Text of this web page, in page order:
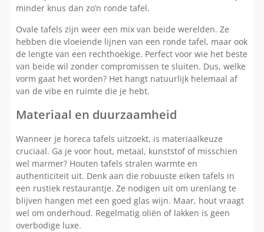
minder knus dan zo’n ronde tafel.
Ovale tafels zijn weer een mix van beide werelden. Ze
hebben die vloeiende lijnen van een ronde tafel, maar ook
de lengte van een rechthoekige. Perfect voor wie het beste
van beide wil zonder compromissen te sluiten. Dus, welke
vorm gaat het worden? Het hangt natuurlijk helemaal af
van de vibe en ruimte die je hebt.
Materiaal en duurzaamheid
Wanneer je horeca tafels uitzoekt, is materiaalkeuze
cruciaal. Ga je voor hout, metaal, kunststof of misschien
wel marmer? Houten tafels stralen warmte en
authenticiteit uit. Denk aan die robuuste eiken tafels in
een rustiek restaurantje. Ze nodigen uit om urenlang te
blijven hangen met een goed glas wijn. Maar, hout vraagt
wel om onderhoud. Regelmatig oliën of lakken is geen
overbodige luxe.